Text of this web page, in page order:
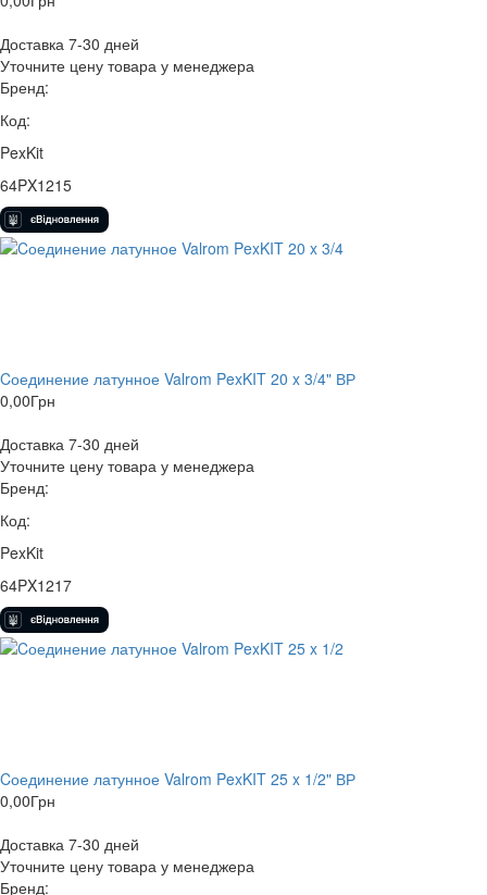
Доставка 7-30 дней
Уточните цену товара у менеджера
Бренд:
Код:
PexKit
64PX1215
Cоединение латунное Valrom PexKIT 20 x 3/4" ВР
0,00Грн
Доставка 7-30 дней
Уточните цену товара у менеджера
Бренд:
Код:
PexKit
64PX1217
Cоединение латунное Valrom PexKIT 25 x 1/2" ВР
0,00Грн
Доставка 7-30 дней
Уточните цену товара у менеджера
Бренд: